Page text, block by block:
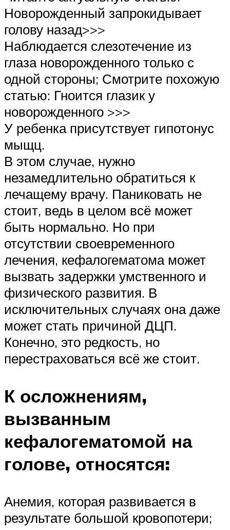
Новорожденный запрокидывает
голову назад>>>
Наблюдается слезотечение из
глаза новорожденного только с
одной стороны; Смотрите похожую
статью: Гноится глазик у
новорожденного >>>
У ребенка присутствует гипотонус
мыщц.
В этом случае, нужно
незамедлительно обратиться к
лечащему врачу. Паниковать не
стоит, ведь в целом всё может
быть нормально. Но при
отсутствии своевременного
лечения, кефалогематома может
вызвать задержки умственного и
физического развития. В
исключительных случаях она даже
может стать причиной ДЦП.
Конечно, это редкость, но
перестраховаться всё же стоит.
К осложнениям,
вызванным
кефалогематомой на
голове, относятся:
Анемия, которая развивается в
результате большой кровопотери;